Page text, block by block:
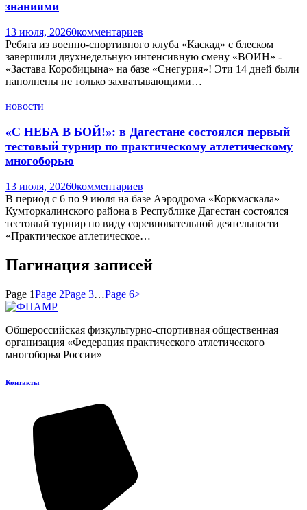
знаниями
13 июля, 20260комментариев
Ребята из военно-спортивного клуба «Каскад» с блеском
завершили двухнедельную интенсивную смену «ВОИН» -
«Застава Коробицына» на базе «Снегурия»! Эти 14 дней были
наполнены не только захватывающими…
новости
«С НЕБА В БОЙ!»: в Дагестане состоялся первый
тестовый турнир по практическому атлетическому
многоборью
13 июля, 20260комментариев
В период с 6 по 9 июля на базе Аэродрома «Коркмаскала»
Кумторкалинского района в Республике Дагестан состоялся
тестовый турнир по виду соревновательной деятельности
«Практическое атлетическое…
Пагинация записей
Page 1Page 2Page 3…Page 6>
Общероссийская физкультурно-спортивная общественная
организация «Федерация практического атлетического
многоборья России»
Контакты​